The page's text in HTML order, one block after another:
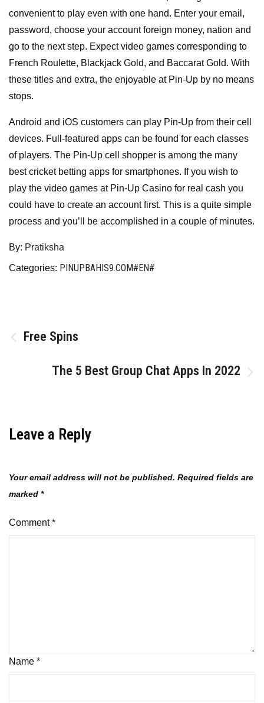
convenient to play even with one hand. Enter your email,
password, choose your account foreign money, nation and
go to the next step. Expect video games corresponding to
French Roulette, Blackjack Gold, and Baccarat Gold. With
these titles and extra, the enjoyable at Pin-Up by no means
stops.
Android and iOS customers can play Pin-Up from their cell
devices. Full-featured apps can be found for each classes
of players. The Pin-Up cell shopper is among the many
best cricket betting apps for smartphones. If you wish to
play the video games at Pin-Up Casino for real cash you
could have to create an account first. This is a quite simple
process and you’ll be accomplished in a couple of minutes.
By: Pratiksha
Categories: PINUPBAHIS9.COM#EN#
Post
navigation
Free Spins
The 5 Best Group Chat Apps In 2022
Leave a Reply
Your email address will not be published. Required fields are
marked *
Comment*
Name *